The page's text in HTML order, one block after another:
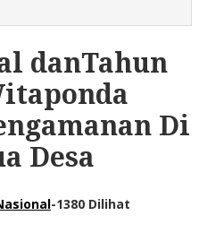
danTahun
Di
Desa
-1380 Dilihat